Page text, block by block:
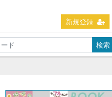
新規登録
検索